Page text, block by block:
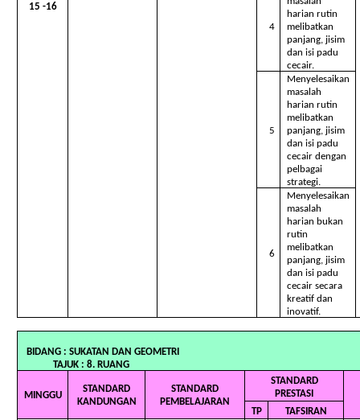
15 -16
4
harian rutin
melibatkan
panjang, jisim
dan isi padu
cecair.
5
Menyelesaikan
masalah
harian rutin
melibatkan
panjang, jisim
dan isi padu
cecair dengan
pelbagai
strategi.
6
Menyelesaikan
masalah
harian bukan
rutin
melibatkan
panjang, jisim
dan isi padu
cecair secara
kreatif dan
inovatif.
BIDANG : SUKATAN DAN
TAJUK : 8. RUANG
MINGGU
STANDARD
KANDUNGAN
STANDARD
PEMBELAJARAN
STANDARD
PRESTASI
TP
TAFSIRAN